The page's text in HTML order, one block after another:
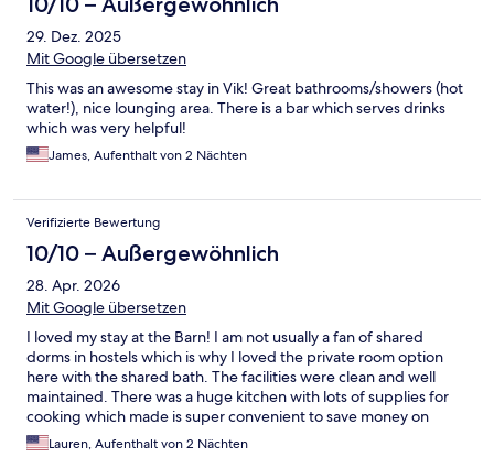
29. Dez. 2025
Mit Google übersetzen
This was an awesome stay in Vik! Great bathrooms/showers (hot
water!), nice lounging area. There is a bar which serves drinks
which was very helpful!
James, Aufenthalt von 2 Nächten
Verifizierte Bewertung
10/10 – Außergewöhnlich
28. Apr. 2026
Mit Google übersetzen
I loved my stay at the Barn! I am not usually a fan of shared
dorms in hostels which is why I loved the private room option
here with the shared bath. The facilities were clean and well
maintained. There was a huge kitchen with lots of supplies for
cooking which made is super convenient to save money on
food. The rooms themselves were super clean/nice and plenty
of space for our luggage. The bathrooms were clean and
Lauren, Aufenthalt von 2 Nächten